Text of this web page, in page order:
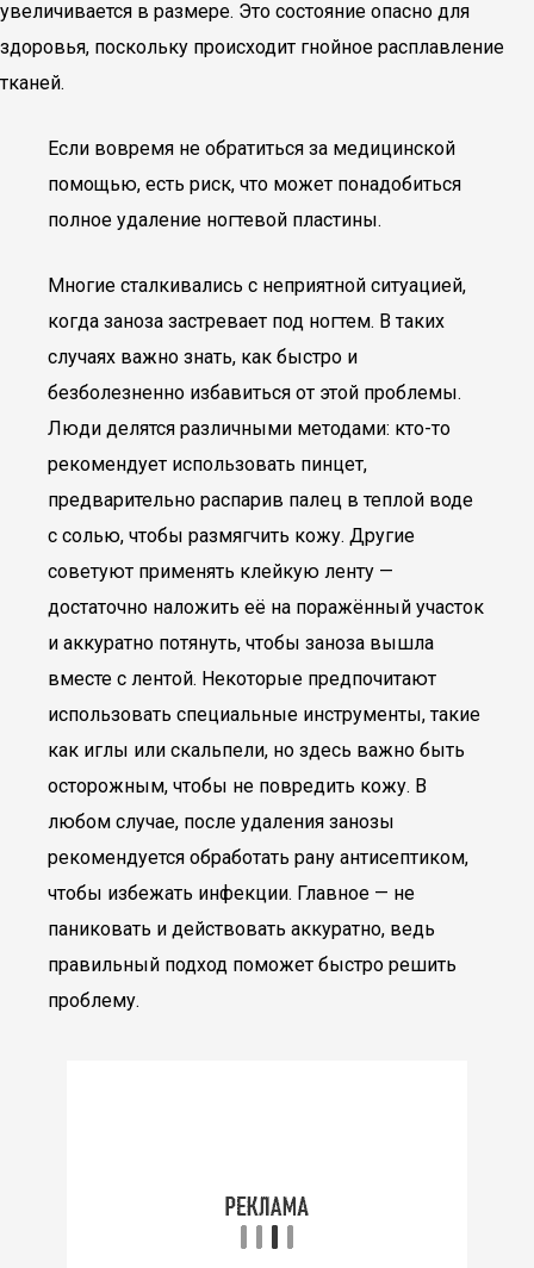
увеличивается в размере. Это состояние опасно для
здоровья, поскольку происходит гнойное расплавление
тканей.
Если вовремя не обратиться за медицинской
помощью, есть риск, что может понадобиться
полное удаление ногтевой пластины.
Многие сталкивались с неприятной ситуацией,
когда заноза застревает под ногтем. В таких
случаях важно знать, как быстро и
безболезненно избавиться от этой проблемы.
Люди делятся различными методами: кто-то
рекомендует использовать пинцет,
предварительно распарив палец в теплой воде
с солью, чтобы размягчить кожу. Другие
советуют применять клейкую ленту —
достаточно наложить её на поражённый участок
и аккуратно потянуть, чтобы заноза вышла
вместе с лентой. Некоторые предпочитают
использовать специальные инструменты, такие
как иглы или скальпели, но здесь важно быть
осторожным, чтобы не повредить кожу. В
любом случае, после удаления занозы
рекомендуется обработать рану антисептиком,
чтобы избежать инфекции. Главное — не
паниковать и действовать аккуратно, ведь
правильный подход поможет быстро решить
проблему.